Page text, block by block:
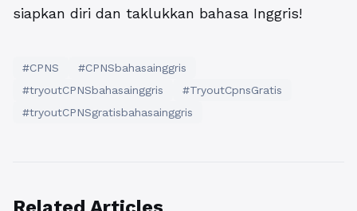
siapkan diri dan taklukkan bahasa Inggris!
#CPNS
#CPNSbahasainggris
#tryoutCPNSbahasainggris
#TryoutCpnsGratis
#tryoutCPNSgratisbahasainggris